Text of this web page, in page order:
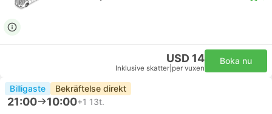
USD 14
Inklusive skatter per vuxen
Boka nu
Billigaste Bekräftelse direkt
21:00 10:00+1 13t.